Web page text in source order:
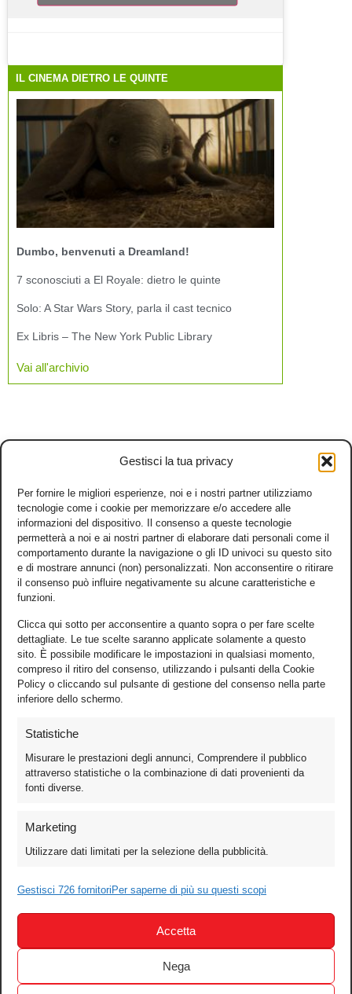
Gestisci la tua privacy
Per fornire le migliori esperienze, noi e i nostri partner utilizziamo
tecnologie come i cookie per memorizzare e/o accedere alle
informazioni del dispositivo. Il consenso a queste tecnologie
permetterà a noi e ai nostri partner di elaborare dati personali come il
comportamento durante la navigazione o gli ID univoci su questo sito
e di mostrare annunci (non) personalizzati. Non acconsentire o ritirare
il consenso può influire negativamente su alcune caratteristiche e
funzioni.
Clicca qui sotto per acconsentire a quanto sopra o per fare scelte
dettagliate. Le tue scelte saranno applicate solamente a questo
sito. È possibile modificare le impostazioni in qualsiasi momento,
compreso il ritiro del consenso, utilizzando i pulsanti della Cookie
Policy o cliccando sul pulsante di gestione del consenso nella parte
inferiore dello schermo.
Statistiche
Misurare le prestazioni degli annunci, Comprendere il pubblico
attraverso statistiche o la combinazione di dati provenienti da
fonti diverse.
Marketing
Utilizzare dati limitati per la selezione della pubblicità.
Gestisci 726 fornitori Per saperne di più su questi scopi
Accetta
Nega
IL CINEMA DIETRO LE QUINTE
Dumbo, benvenuti a Dreamland!
7 sconosciuti a El Royale: dietro le quinte
Solo: A Star Wars Story, parla il cast tecnico
Ex Libris – The New York Public Library
Vai all'archivio
Games
Test
Audio